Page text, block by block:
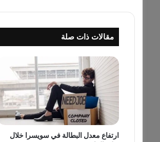
ق
ي
م
ه
ا
ل
ح
ل
ا
مقالات ذات صلة
ارتفاع معدل البطالة في سويسرا خلال